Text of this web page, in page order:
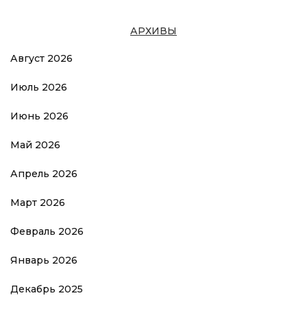
АРХИВЫ
Август 2026
Июль 2026
Июнь 2026
Май 2026
Апрель 2026
Март 2026
Февраль 2026
Январь 2026
Декабрь 2025